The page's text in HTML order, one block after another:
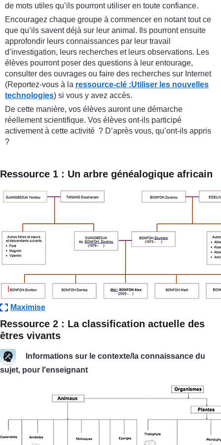
de mots utiles qu’ils pourront utiliser en toute confiance.
Encouragez chaque groupe à commencer en notant tout ce
que qu’ils savent déjà sur leur animal. Ils pourront ensuite
approfondir leurs connaissances par leur travail
d’investigation, leurs recherches et leurs observations. Les
élèves pourront poser des questions à leur entourage,
consulter des ouvrages ou faire des recherches sur Internet
(Reportez-vous à la ressource-clé :Utiliser les nouvelles
technologies) si vous y avez accès.
De cette manière, vos élèves auront une démarche
réellement scientifique. Vos élèves ont-ils participé
activement à cette activité ? D’après vous, qu’ont-ils appris
?
Ressource 1 : Un arbre généalogique africain
Maximise
Ressource 2 : La classification actuelle des
êtres vivants
Informations sur le contexte/la connaissance du
sujet, pour l'enseignant